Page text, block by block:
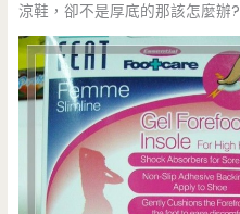
涼鞋，卻不是厚底的那該怎麼辦?